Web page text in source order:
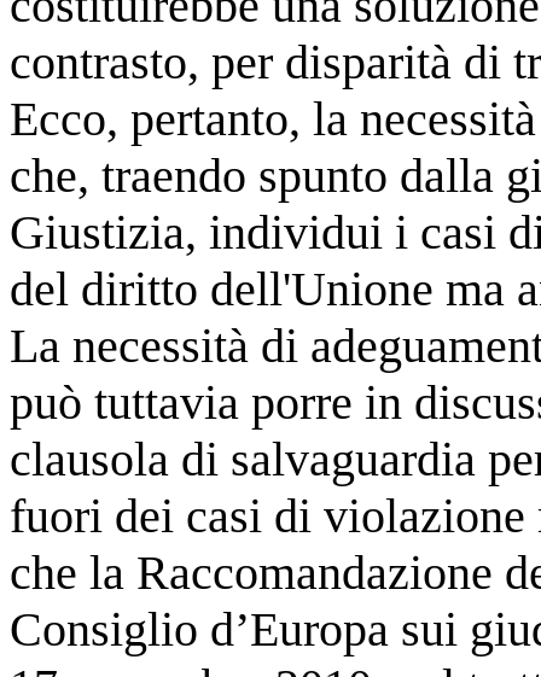
contrasto, per disparità di
Ecco, pertanto, la
che, traendo spunto dalla
Giustizia, individui i casi
del diritto dell'Unione ma
La necessità di
può tuttavia porre in
clausola di salvaguardia
fuori dei casi di violazione
che la Raccomandazione
Consiglio d’Europa sui